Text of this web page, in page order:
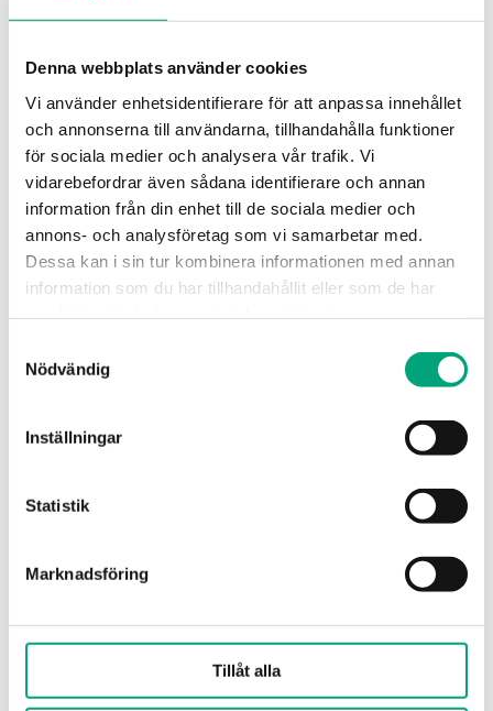
Denna webbplats använder cookies
Vi använder enhetsidentifierare för att anpassa innehållet
och annonserna till användarna, tillhandahålla funktioner
för sociala medier och analysera vår trafik. Vi
vidarebefordrar även sådana identifierare och annan
information från din enhet till de sociala medier och
annons- och analysföretag som vi samarbetar med.
Dessa kan i sin tur kombinera informationen med annan
information som du har tillhandahållit eller som de har
Nödvändig
Inställningar
Statistik
Marknadsföring
Tillåt alla
Servicelarm
kontrollenhet.
Strömförbrukning, normal 10 mA
Strömförbrukning vid larm
Strömförbrukning vid servicelarm 20 mA
Slutmotstånd
Slingan skall avslutas med ett slutmotstånd
takmontage
Skyddsklass IP23
Omgivande fuktighet
5…95 % RH